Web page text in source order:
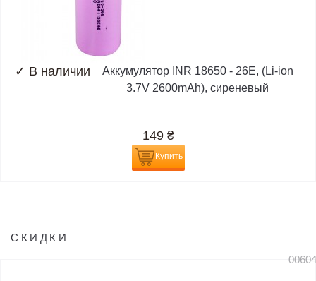
✓ В наличии
Аккумулятор INR 18650 - 26E, (Li-ion
3.7V 2600mAh), сиреневый
149 ₴
Купить
СКИДКИ